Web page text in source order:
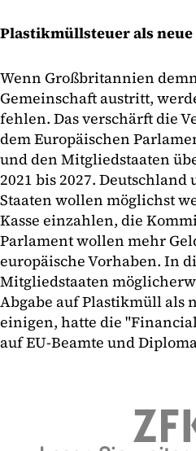
Plastikmüllsteuer als neue
Wenn Großbritannien
Gemeinschaft austritt,
fehlen. Das verschärft die
dem Europäischen
und den Mitgliedstaaten
2021 bis 2027.
Staaten wollen möglichst
Kasse einzahlen, die
Parlament wollen mehr
europäische Vorhaben. In
Mitgliedstaaten
Abgabe auf Plastikmüll als
einigen, hatte die
auf EU-Beamte und